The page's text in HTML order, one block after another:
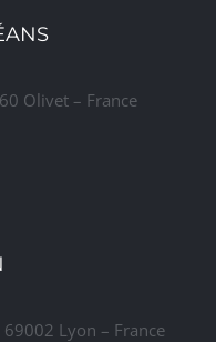
Olivet – France
Lyon – France